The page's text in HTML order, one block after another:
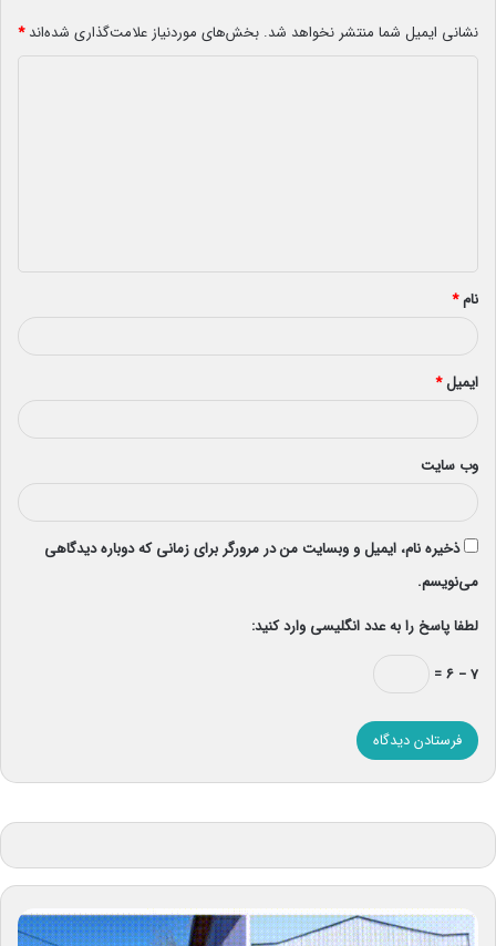
نشانی ایمیل شما منتشر نخواهد شد. بخش‌های موردنیاز علامت‌گذاری شده‌اند*
*
نام*
ایمیل*
وب‌ سایت
ذخیره نام، ایمیل و وبسایت من در مرورگر برای زمانی که دوباره دیدگاهی
می‌نویسم.
لطفا پاسخ را به عدد انگلیسی وارد کنید:
۷ − ۶ =